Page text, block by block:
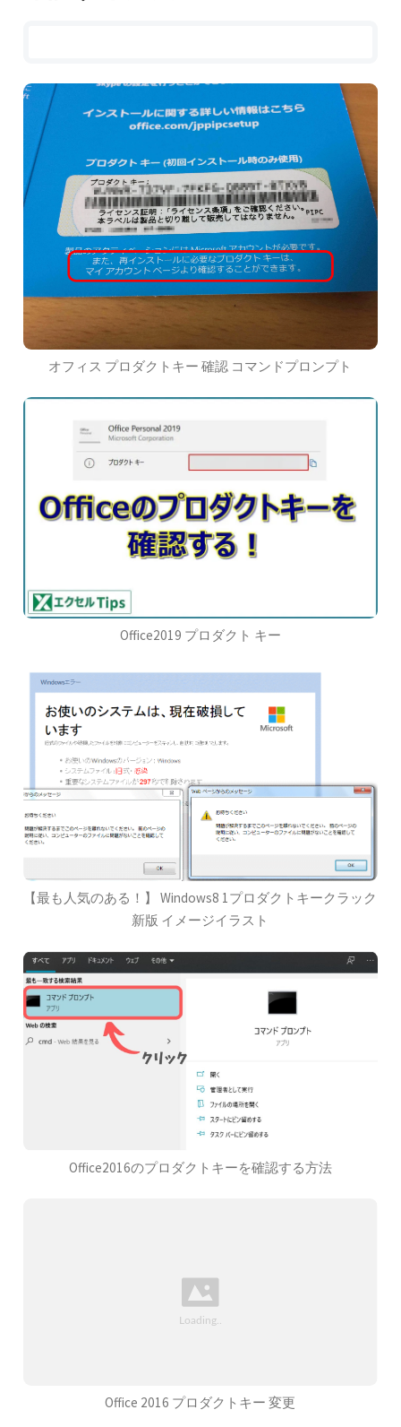
オフィス プロダクトキー 確認 コマンドプロンプト
Office2019 プロダクト キー
【最も人気のある！】 Windows8 1プロダクトキークラック
新版 イメージイラスト
Office2016のプロダクトキーを確認する方法
Office 2016 プロダクトキー 変更